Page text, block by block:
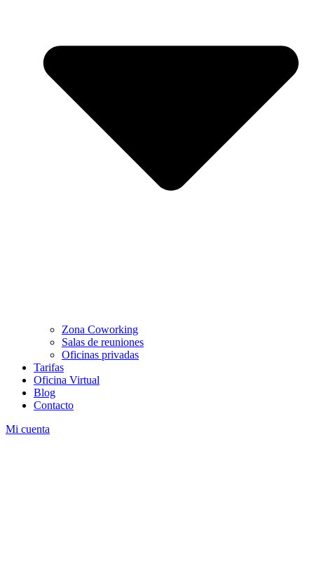
Zona Coworking
Salas de reuniones
Oficinas privadas
Tarifas
Oficina Virtual
Blog
Contacto
Mi cuenta